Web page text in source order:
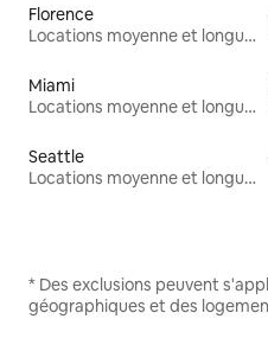
Florence
Locations moyenne et longue durée
Miami
Locations moyenne et longue durée
Seattle
Locations moyenne et longue durée
* Des exclusions peuvent
géographiques et des